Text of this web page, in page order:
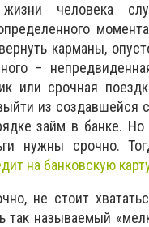
жизни человека
карманы,
–
или срочная
из создавшейся
займ в банке. Но
нужны срочно.
на банковскую
не стоит
так называемый